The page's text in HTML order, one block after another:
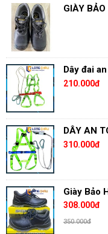
GIÀY
Dây đai
210.000đ
DÂY AN
310.000đ
Giày Bảo
308.000đ
350.000đ